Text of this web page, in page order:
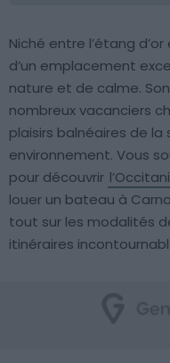
Niché entre l’étang
d’un emplacement
nature et de calme.
nombreux vacanciers
plaisirs balnéaires de
environnement. Vous
pour découvrir
louer un bateau à
tout sur les modalités
itinéraires